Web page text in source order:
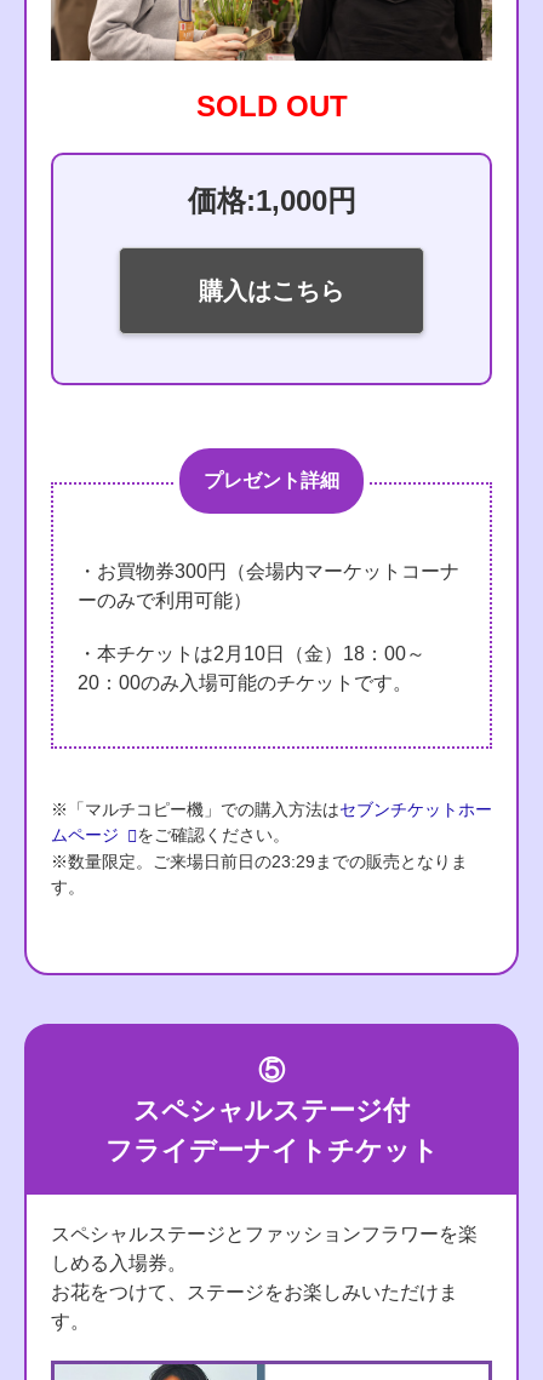
SOLD OUT
価格:1,000円
購入はこちら
プレゼント詳細
・お買物券300円（会場内マーケットコーナ
ーのみで利用可能）
・本チケットは2月10日（金）18：00～
20：00のみ入場可能のチケットです。
※「マルチコピー機」での購入方法はセブンチケットホー
ムページ
をご確認ください。
※数量限定。ご来場日前日の23:29までの販売となりま
す。
⑤
スペシャルステージ付
フライデーナイトチケット
スペシャルステージとファッションフラワーを楽
しめる入場券。
お花をつけて、ステージをお楽しみいただけま
す。